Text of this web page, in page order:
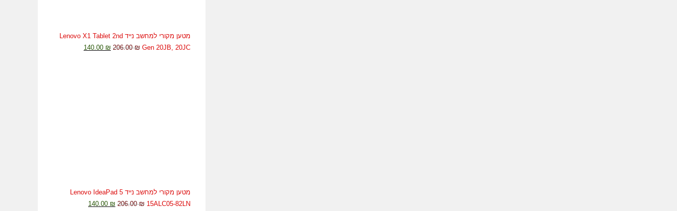
מטען מקורי למחשב נייד Lenovo X1 Tablet 2nd
Gen 20JB, 20JC
206.00₪
המחיר
140.00 ₪
מטען מקורי למחשב נייד Lenovo IdeaPad 5
15ALC05-82LN
206.00₪ המחיר
140.00 ₪